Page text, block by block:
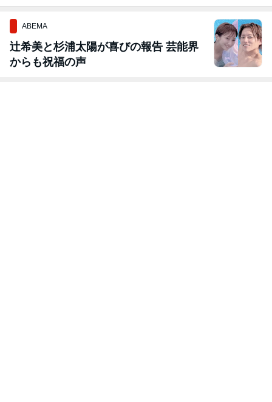
ABEMA
辻希美と杉浦太陽が喜びの報告 芸能界
からも祝福の声